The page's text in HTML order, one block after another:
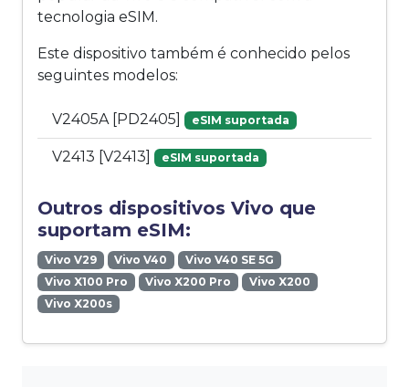
tecnologia eSIM.
Este dispositivo também é conhecido pelos
seguintes modelos:
V2405A [PD2405] eSIM suportada
V2413 [V2413] eSIM suportada
Outros dispositivos Vivo que
suportam eSIM:
Vivo V29 Vivo V40
Vivo V40 SE 5G
Vivo X100 Pro
Vivo X200 Pro
Vivo X200
Vivo X200s